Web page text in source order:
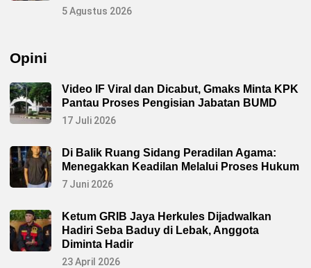
5 Agustus 2026
Opini
Video IF Viral dan Dicabut, Gmaks Minta KPK
Pantau Proses Pengisian Jabatan BUMD
17 Juli 2026
Di Balik Ruang Sidang Peradilan Agama:
Menegakkan Keadilan Melalui Proses Hukum
7 Juni 2026
Ketum GRIB Jaya Herkules Dijadwalkan
Hadiri Seba Baduy di Lebak, Anggota
Diminta Hadir
23 April 2026